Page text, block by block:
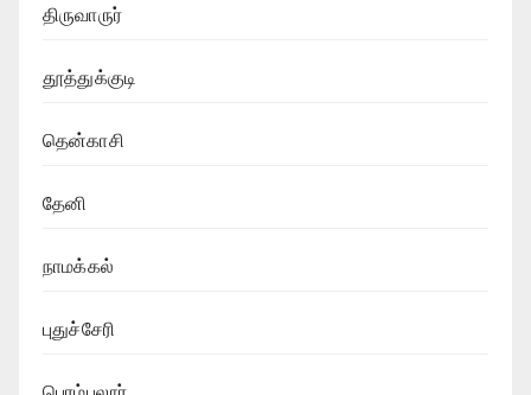
திருவாருர்
தூத்துக்குடி
தென்காசி
தேனி
நாமக்கல்
புதுச்சேரி